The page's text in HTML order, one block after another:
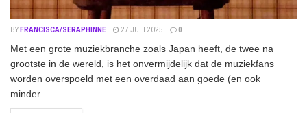
BY FRANCISCA/SERAPHINNE 27 JULI 2025 0
Met een grote muziekbranche zoals Japan heeft, de twee na
grootste in de wereld, is het onvermijdelijk dat de muziekfans
worden overspoeld met een overdaad aan goede (en ook
minder...